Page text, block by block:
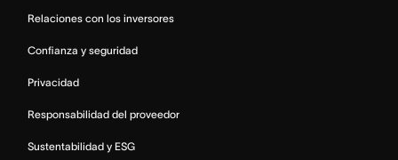
Relaciones con los inversores
Confianza y seguridad
Privacidad
Responsabilidad del proveedor
Sustentabilidad y ESG